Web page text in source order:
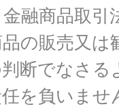
融商品取
の販売又
断でなさ
を負いませ